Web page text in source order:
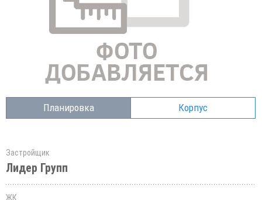
Планировка Корпус
Застройщик
Лидер Групп
ЖК